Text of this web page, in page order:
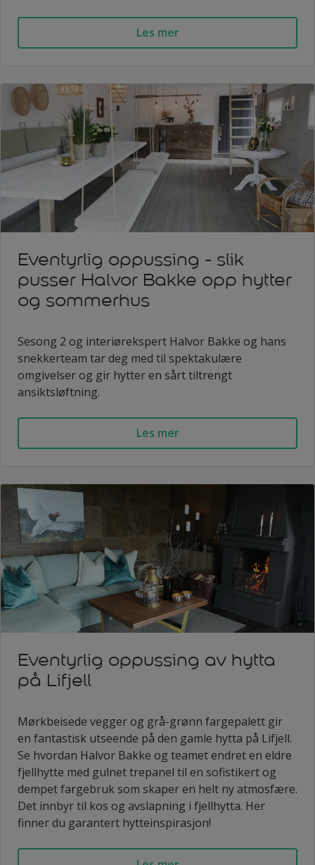
Les mer
Eventyrlig oppussing - slik
pusser Halvor Bakke opp hytter
og sommerhus
Sesong 2 og interiørekspert Halvor Bakke og hans
snekkerteam tar deg med til spektakulære
omgivelser og gir hytter en sårt tiltrengt
ansiktsløftning.
Les mer
Eventyrlig oppussing av hytta
på Lifjell
Mørkbeisede vegger og grå-grønn fargepalett gir
en fantastisk utseende på den gamle hytta på Lifjell.
Se hvordan Halvor Bakke og teamet endret en eldre
fjellhytte med gulnet trepanel til en sofistikert og
dempet fargebruk som skaper en helt ny atmosfære.
Det innbyr til kos og avslapning i fjellhytta. Her
finner du garantert hytteinspirasjon!